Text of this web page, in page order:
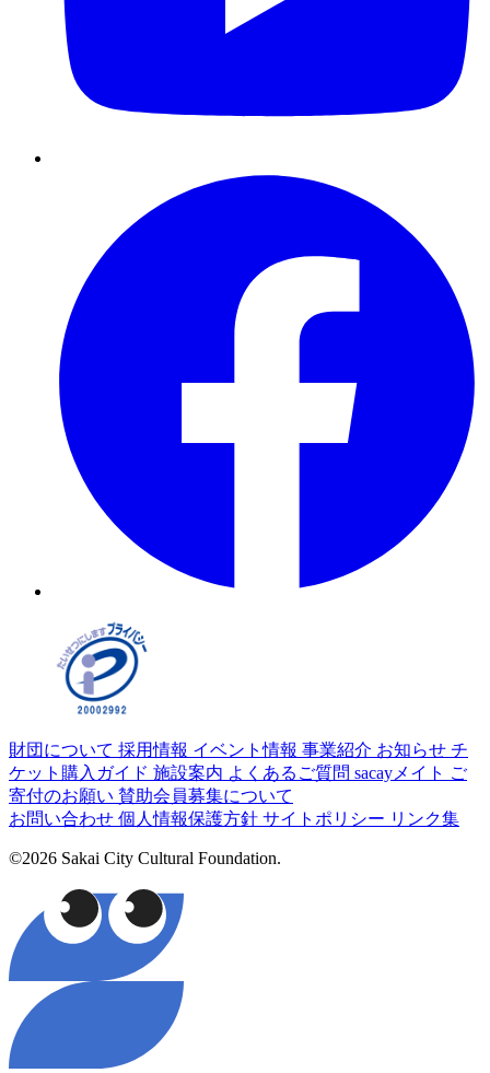
財団について 採用情報 イベント情報 事業紹介 お知らせ チ
ケット購入ガイド 施設案内 よくあるご質問 sacayメイト ご
寄付のお願い 賛助会員募集について
お問い合わせ 個人情報保護方針 サイトポリシー リンク集
©2026 Sakai City Cultural Foundation.